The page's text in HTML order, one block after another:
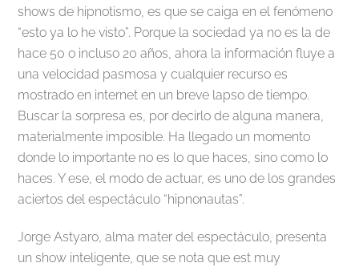
shows de hipnotismo, es que se caiga en el fenómeno
“esto ya lo he visto”. Porque la sociedad ya no es la de
hace 50 o incluso 20 años, ahora la información fluye a
una velocidad pasmosa y cualquier recurso es
mostrado en internet en un breve lapso de tiempo.
Buscar la sorpresa es, por decirlo de alguna manera,
materialmente imposible. Ha llegado un momento
donde lo importante no es lo que haces, sino como lo
haces. Y ese, el modo de actuar, es uno de los grandes
aciertos del espectáculo “hipnonautas”.
Jorge Astyaro, alma mater del espectáculo, presenta
un show inteligente, que se nota que est muy